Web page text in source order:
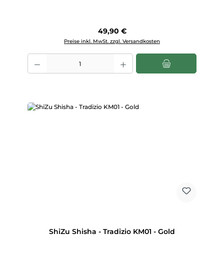
Regulärer Preis:
49,90 €
Preise inkl. MwSt. zzgl. Versandkosten
Produkt Anzahl: Gib den gewünschten Wert ein oder benutze die
ShiZu Shisha - Tradizio KM01 - Gold